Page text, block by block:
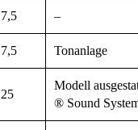
7,5 –
7,5 Tonanlage
25
Modell
® Sound